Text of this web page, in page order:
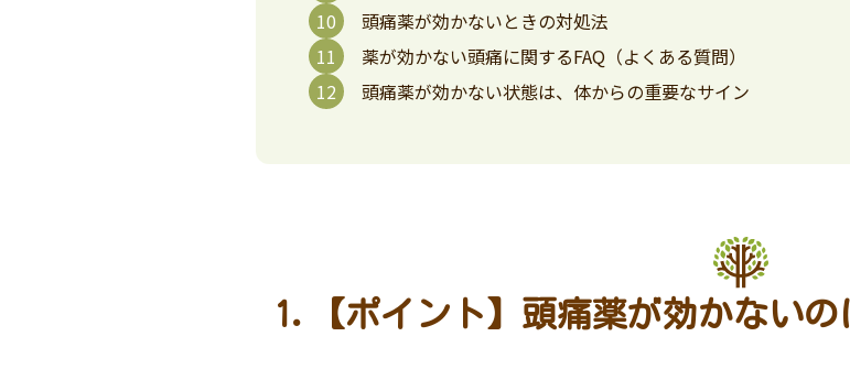
頭痛薬が効かないときの対処法
薬が効かない頭痛に関するFAQ（よくある質問）
頭痛薬が効かない状態は、体からの重要なサイン
1.【ポイント】頭痛薬が効かない